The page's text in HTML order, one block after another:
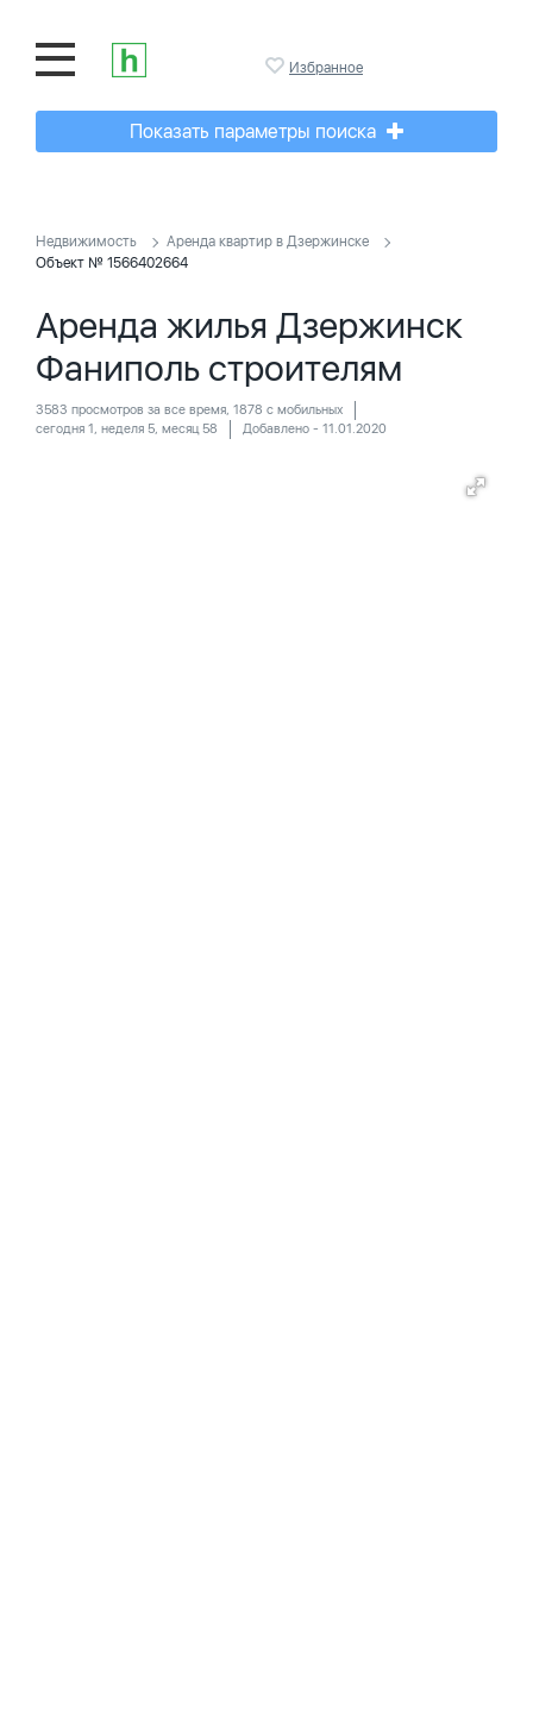
Избранное
Показать параметры поиска
Недвижимость
Аренда квартир в Дзержинске
Объект № 1566402664
Аренда жилья Дзержинск
Фаниполь строителям
3583 просмотров за все время, 1878 с мобильных
сегодня 1, неделя 5, месяц 58
Добавлено - 11.01.2020